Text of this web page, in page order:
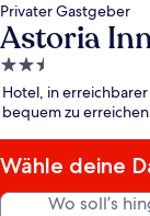
Privater Gastgeber
Astoria
2.5-
Sterne-
Unterkunft
Hotel, in
bequem zu erreichen
Wähle deine
Wo soll’s